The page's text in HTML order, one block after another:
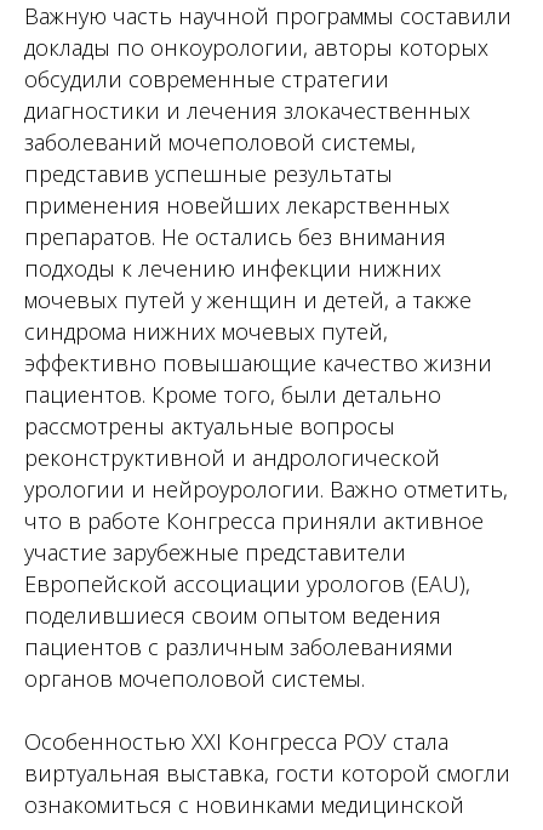
Важную часть научной программы составили
доклады по онкоурологии, авторы которых
обсудили современные стратегии
диагностики и лечения злокачественных
заболеваний мочеполовой системы,
представив успешные результаты
применения новейших лекарственных
препаратов. Не остались без внимания
подходы к лечению инфекции нижних
мочевых путей у женщин и детей, а также
синдрома нижних мочевых путей,
эффективно повышающие качество жизни
пациентов. Кроме того, были детально
рассмотрены актуальные вопросы
реконструктивной и андрологической
урологии и нейроурологии. Важно отметить,
что в работе Конгресса приняли активное
участие зарубежные представители
Европейской ассоциации урологов (EAU),
поделившиеся своим опытом ведения
пациентов с различным заболеваниями
органов мочеполовой системы.
Особенностью XXI Конгресса РОУ стала
виртуальная выставка, гости которой смогли
ознакомиться с новинками медицинской